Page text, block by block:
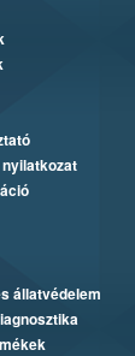
állatvédelem